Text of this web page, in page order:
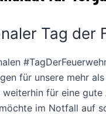
Tag der
für unsere mehr
für eine gute
im Notfall auf